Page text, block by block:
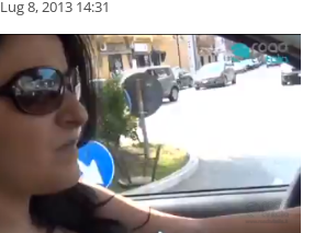
Lug 8, 2013 14:31